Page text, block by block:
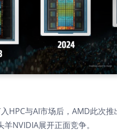
HPC与AI市场后，AMD此次
NVIDIA展开正面竞争。